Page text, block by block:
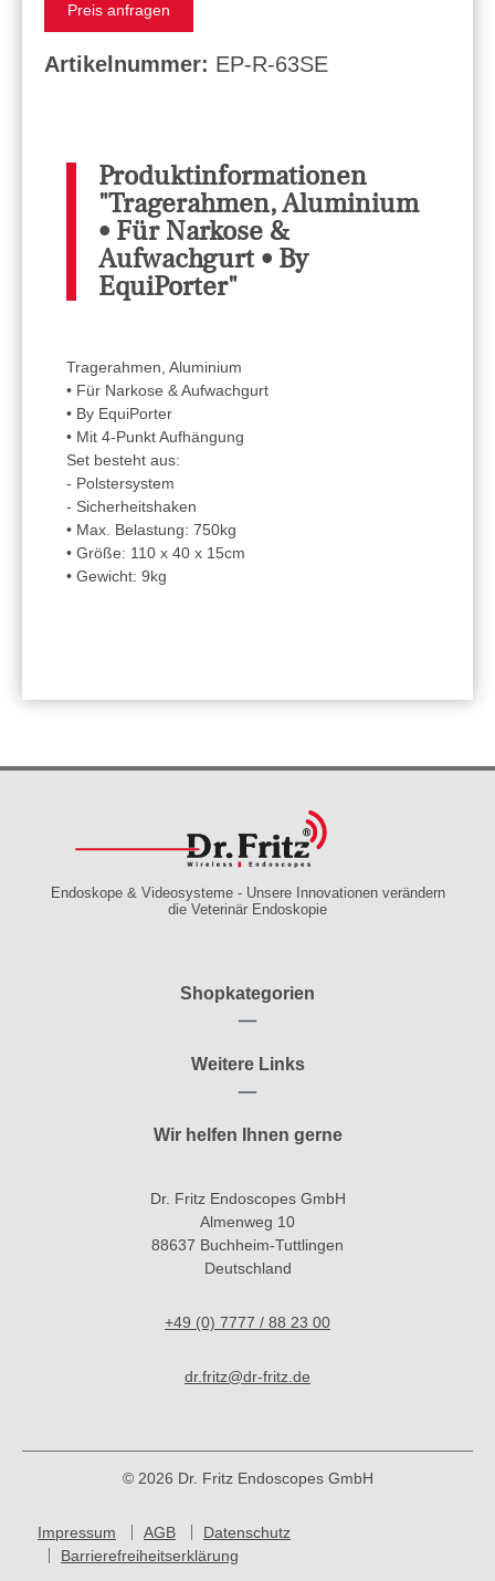
Preis anfragen
Artikelnummer: EP-R-63SE
Produktinformationen
"Tragerahmen, Aluminium
• Für Narkose &
Aufwachgurt • By
EquiPorter"
Tragerahmen, Aluminium
• Für Narkose & Aufwachgurt
• By EquiPorter
• Mit 4-Punkt Aufhängung
Set besteht aus:
- Polstersystem
- Sicherheitshaken
• Max. Belastung: 750kg
• Größe: 110 x 40 x 15cm
• Gewicht: 9kg
Endoskope & Videosysteme - Unsere Innovationen verändern
die Veterinär Endoskopie
Shopkategorien
Weitere Links
Wir helfen Ihnen gerne
Dr. Fritz Endoscopes GmbH
Almenweg 10
88637 Buchheim-Tuttlingen
Deutschland
+49 (0) 7777 / 88 23 00
dr.fritz@dr-fritz.de
© 2026 Dr. Fritz Endoscopes GmbH
Impressum AGB
Datenschutz
Barrierefreiheitserklärung